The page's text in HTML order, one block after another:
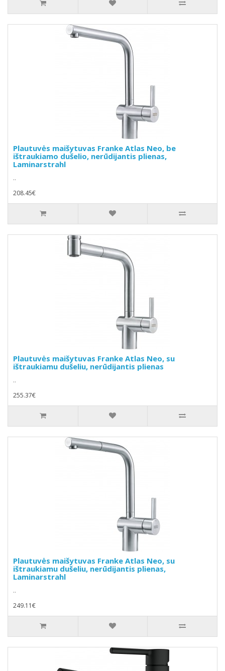
Plautuvės maišytuvas Franke Atlas Neo, be
ištraukiamo dušelio, nerūdijantis plienas,
Laminarstrahl
..
208.45€
Plautuvės maišytuvas Franke Atlas Neo, su
ištraukiamu dušeliu, nerūdijantis plienas
..
255.37€
Plautuvės maišytuvas Franke Atlas Neo, su
ištraukiamu dušeliu, nerūdijantis plienas,
Laminarstrahl
..
249.11€